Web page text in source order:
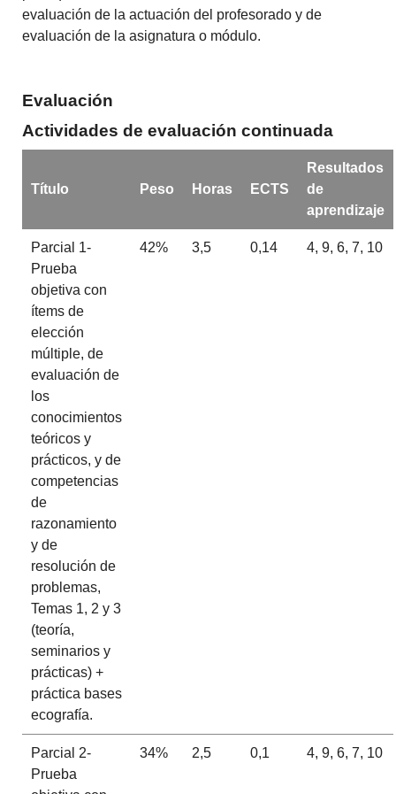
evaluación de la actuación del profesorado y de
evaluación de la asignatura o módulo.
Evaluación
Actividades de evaluación continuada
Título Peso Horas ECTS
Resultados
de
aprendizaje
Parcial 1-
Prueba
objetiva con
ítems de
elección
múltiple, de
evaluación de
los
conocimientos
teóricos y
prácticos, y de
competencias
de
razonamiento
y de
resolución de
problemas,
Temas 1, 2 y 3
(teoría,
seminarios y
prácticas) +
práctica bases
ecografía.
42% 3,5 0,14 4, 9, 6, 7, 10
Parcial 2-
Prueba
34% 2,5 0,1 4, 9, 6, 7, 10